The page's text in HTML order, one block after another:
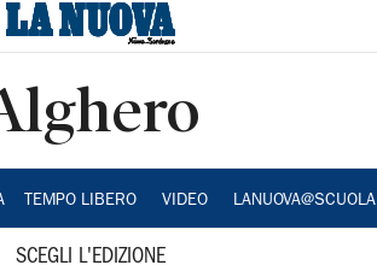
TEMPO LIBERO VIDEO LANUOVA@SCUOLA
SCEGLI L'EDIZIONE